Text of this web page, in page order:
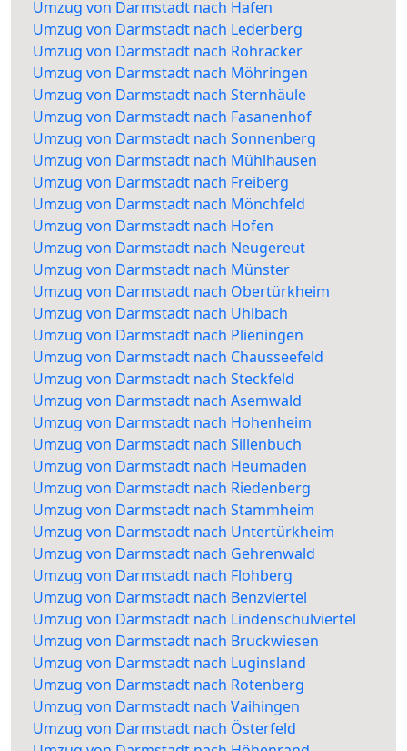
Umzug von Darmstadt nach Hafen
Umzug von Darmstadt nach Lederberg
Umzug von Darmstadt nach Rohracker
Umzug von Darmstadt nach Möhringen
Umzug von Darmstadt nach Sternhäule
Umzug von Darmstadt nach Fasanenhof
Umzug von Darmstadt nach Sonnenberg
Umzug von Darmstadt nach Mühlhausen
Umzug von Darmstadt nach Freiberg
Umzug von Darmstadt nach Mönchfeld
Umzug von Darmstadt nach Hofen
Umzug von Darmstadt nach Neugereut
Umzug von Darmstadt nach Münster
Umzug von Darmstadt nach Obertürkheim
Umzug von Darmstadt nach Uhlbach
Umzug von Darmstadt nach Plieningen
Umzug von Darmstadt nach Chausseefeld
Umzug von Darmstadt nach Steckfeld
Umzug von Darmstadt nach Asemwald
Umzug von Darmstadt nach Hohenheim
Umzug von Darmstadt nach Sillenbuch
Umzug von Darmstadt nach Heumaden
Umzug von Darmstadt nach Riedenberg
Umzug von Darmstadt nach Stammheim
Umzug von Darmstadt nach Untertürkheim
Umzug von Darmstadt nach Gehrenwald
Umzug von Darmstadt nach Flohberg
Umzug von Darmstadt nach Benzviertel
Umzug von Darmstadt nach Lindenschulviertel
Umzug von Darmstadt nach Bruckwiesen
Umzug von Darmstadt nach Luginsland
Umzug von Darmstadt nach Rotenberg
Umzug von Darmstadt nach Vaihingen
Umzug von Darmstadt nach Österfeld